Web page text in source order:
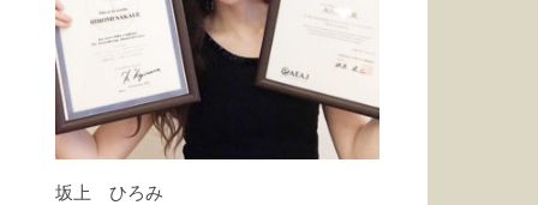
坂上 ひろみ